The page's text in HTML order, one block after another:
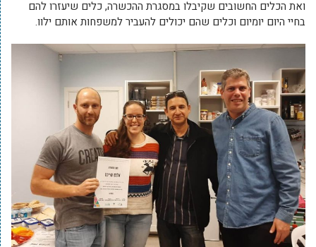
ואת הכלים החשובים שקיבלו במסגרת ההכשרה, כלים שיעזרו להם
בחיי היום יומיום וכלים שהם יכולים להעביר למשפחות אותם ילוו.